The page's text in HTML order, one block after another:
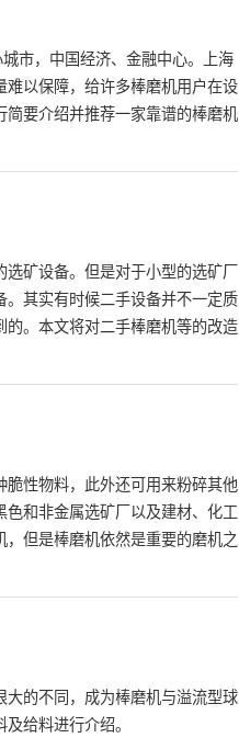
市，中国经济、金融中心。上海
难以保障，给许多棒磨机用户在设
要介绍并推荐一家靠谱的棒磨机
矿设备。但是对于小型的选矿厂
其实有时候二手设备并不一定质
的。本文将对二手棒磨机等的改造
性物料，此外还可用来粉碎其他
和非金属选矿厂以及建材、化工
但是棒磨机依然是重要的磨机之
的不同，成为棒磨机与溢流型球
给料进行介绍。